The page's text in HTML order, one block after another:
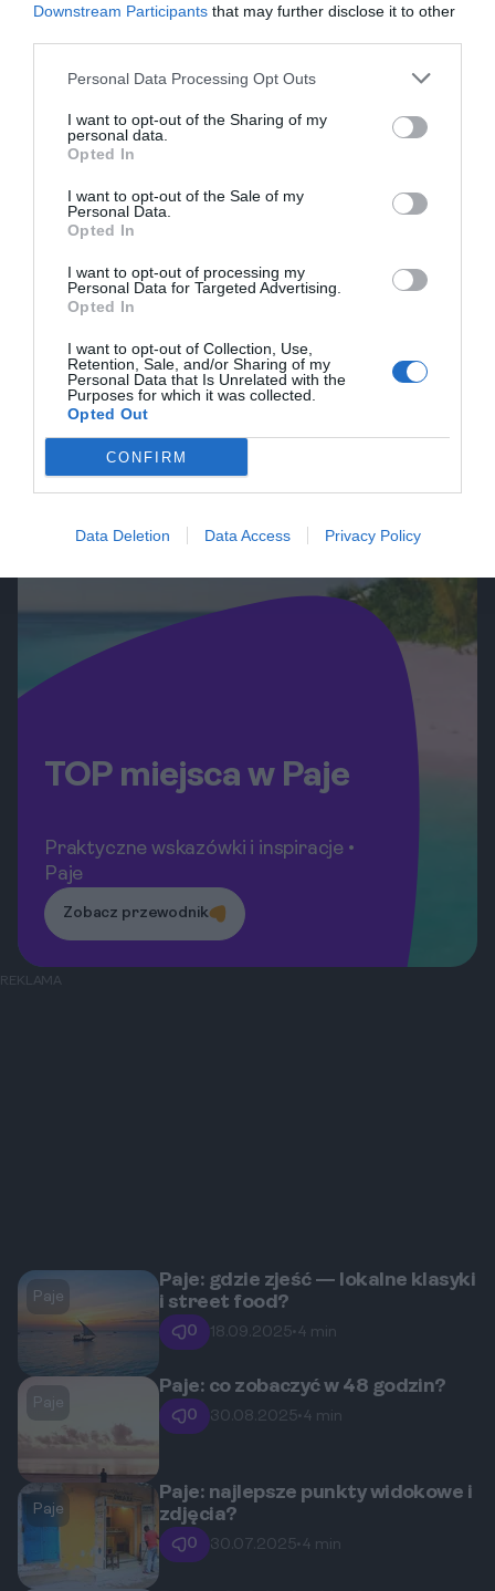
Downstream Participants that may further disclose it to other
Personal Data Processing Opt Outs
I want to opt-out of the Sharing of my
personal data.
Opted In
I want to opt-out of the Sale of my
Personal Data.
Opted In
I want to opt-out of processing my
Personal Data for Targeted Advertising.
Opted In
I want to opt-out of Collection, Use,
Retention, Sale, and/or Sharing of my
Personal Data that Is Unrelated with the
Purposes for which it was collected.
Opted Out
CONFIRM
Data Deletion Data Access Privacy Policy
niezapomniany wyjazd, niezależnie od
miejsc na świecie do nauki i uprawiania
kitesurfingu. Ten kompleksowy
przewodnik zabierze Cię w podróż po
spotach i praktycznych poradach,
04.03.2026
resortów
idealne miejsce dla tych, którzy szukają
turystów, opcja All Inclusive to
zmartwień. W tym artykule przyjrzymy
oraz sprawdzimy, co mają do
zaoferowania.
na Zanzibarze dla każdego poziomu
związanych z kitesurfingiem, a także
że to raj dla miłośników sportów
wodnych.
0 31.01.2026 3 min
TOP miejsca w Paje
Praktyczne wskazówki i inspiracje •
Paje
Zobacz przewodnik
REKLAMA
Paje
Paje: gdzie zjeść — lokalne klasyki
i street food?
0 18.09.2025• 4 min
Paje
Paje: co zobaczyć w 48 godzin?
0 30.08.2025• 4 min
Paje
Paje: najlepsze punkty widokowe i
zdjęcia?
0 30.07.2025• 4 min